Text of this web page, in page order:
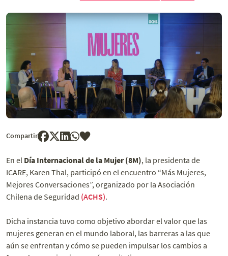
Compartir
En el Día Internacional de la Mujer (8M), la presidenta de
ICARE, Karen Thal, participó en el encuentro “Más Mujeres,
Mejores Conversaciones”, organizado por la Asociación
Chilena de Seguridad (ACHS).
Dicha instancia tuvo como objetivo abordar el valor que las
mujeres generan en el mundo laboral, las barreras a las que
aún se enfrentan y cómo se pueden impulsar los cambios a